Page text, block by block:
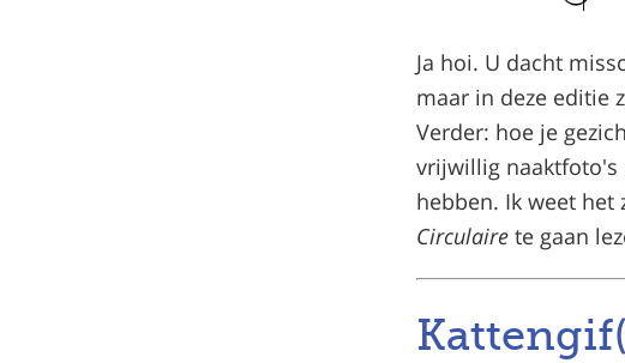
Ja hoi. U dacht
maar in deze editie
Verder: hoe je
vrijwillig naaktfoto's
hebben. Ik weet het
Circulaire te gaan